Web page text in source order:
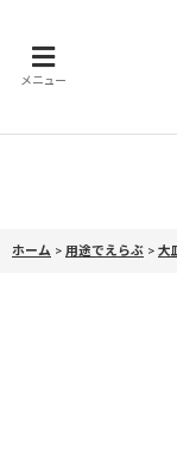
メニュー
ホーム > 用途でえらぶ > 大